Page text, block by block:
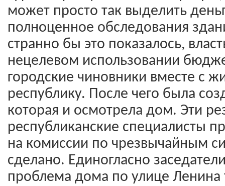
может просто так выделить
полноценное обследования
странно бы это показалось,
нецелевом использовании
городские чиновники вместе с
республику. После чего была
которая и осмотрела дом. Эти
республиканские специалисты
на комиссии по чрезвычайным
сделано. Единогласно
проблема дома по улице Ленина